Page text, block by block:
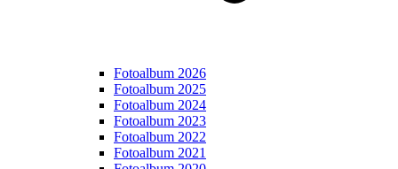
Fotoalbum 2026
Fotoalbum 2025
Fotoalbum 2024
Fotoalbum 2023
Fotoalbum 2022
Fotoalbum 2021